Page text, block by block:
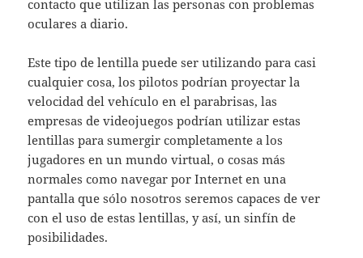
contacto que utilizan las personas con problemas
oculares a diario.
Este tipo de lentilla puede ser utilizando para casi
cualquier cosa, los pilotos podrían proyectar la
velocidad del vehículo en el parabrisas, las
empresas de videojuegos podrían utilizar estas
lentillas para sumergir completamente a los
jugadores en un mundo virtual, o cosas más
normales como navegar por Internet en una
pantalla que sólo nosotros seremos capaces de ver
con el uso de estas lentillas, y así, un sinfín de
posibilidades.